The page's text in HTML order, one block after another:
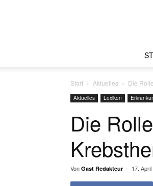
Start Aktuelles Die
Aktuelles Lexikon
Die
Von Gast Redakteur - 17.